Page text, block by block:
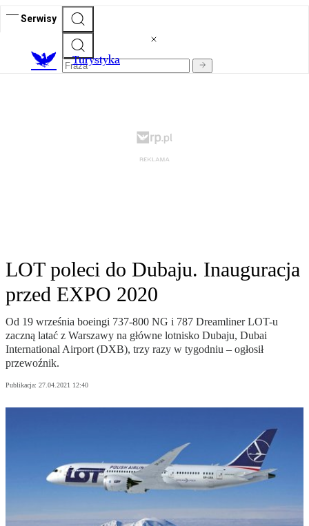
Serwisy
Turystyka
LOT poleci do Dubaju. Inauguracja
przed EXPO 2020
Od 19 września boeingi 737-800 NG i 787 Dreamliner LOT-u
zaczną latać z Warszawy na główne lotnisko Dubaju, Dubai
International Airport (DXB), trzy razy w tygodniu – ogłosił
przewoźnik.
Publikacja: 27.04.2021 12:40